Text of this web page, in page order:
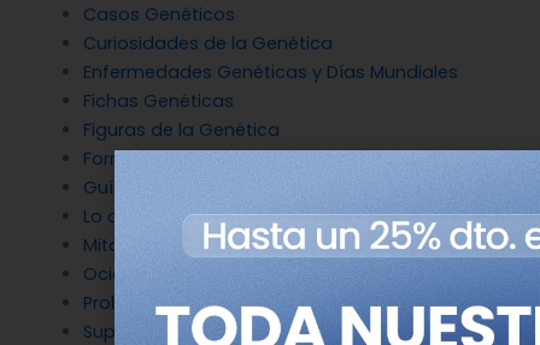
Casos Genéticos
Curiosidades de la Genética
Enfermedades Genéticas y Días Mundiales
Fichas Genéticas
Figuras de la Genética
Formación
Guías
Lo que nos hace humanos
Mitos destruidos por la Genética
Ocio y Genética
Problemas de genética
Superpoderes Genéticos